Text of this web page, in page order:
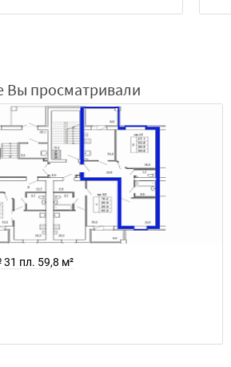
Вы просматривали
пл. 59,8 м²